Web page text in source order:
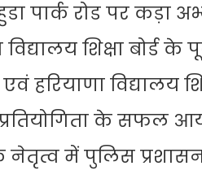
रोड पर कड़ा
शिक्षा बोर्ड के
हरियाणा विद्यालय
प्रतियोगिता के सफल
में पुलिस प्रशासन